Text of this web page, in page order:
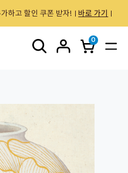
하고 할인 쿠폰 받자! 바로 가기
0